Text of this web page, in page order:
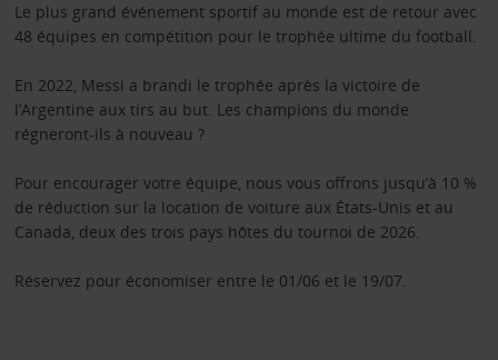
Le plus grand événement sportif au monde est de retour avec
48 équipes en compétition pour le trophée ultime du football.
En 2022, Messi a brandi le trophée après la victoire de
l’Argentine aux tirs au but. Les champions du monde
régneront-ils à nouveau ?
Pour encourager votre équipe, nous vous offrons jusqu’à 10 %
de réduction sur la location de voiture aux États-Unis et au
Canada, deux des trois pays hôtes du tournoi de 2026.
Réservez pour économiser entre le 01/06 et le 19/07.